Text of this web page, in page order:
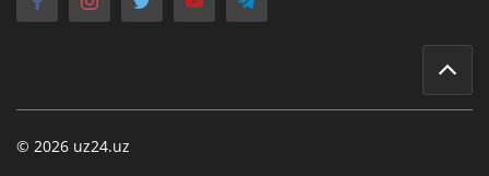
© 2026 uz24.uz